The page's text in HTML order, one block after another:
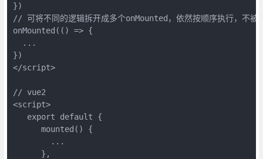
})
// 可将不同的逻辑拆开成多个onMounted，依然按顺序执行，不被
onMounted(() => {
  ...
})
</script>
// vue2
<script>
   export default {
      mounted() {
        ...
      },